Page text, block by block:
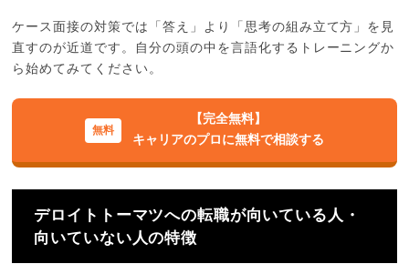
ケース面接の対策では「答え」より「思考の組み立て方」を見
直すのが近道です。自分の頭の中を言語化するトレーニングか
ら始めてみてください。
【完全無料】
キャリアのプロに無料で相談する
デロイトトーマツへの転職が向いている人・
向いていない人の特徴